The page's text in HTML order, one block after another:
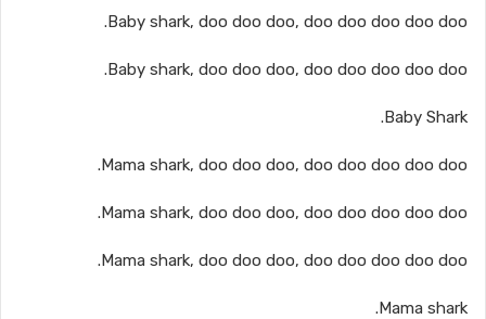
Baby shark, doo doo doo, doo doo doo doo doo.
Baby shark, doo doo doo, doo doo doo doo doo.
Baby Shark.
Mama shark, doo doo doo, doo doo doo doo doo.
Mama shark, doo doo doo, doo doo doo doo doo.
Mama shark, doo doo doo, doo doo doo doo doo.
Mama shark.